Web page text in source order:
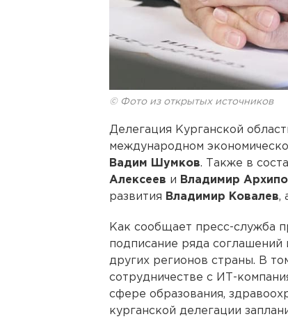
© Фото из открытых источников
Делегация Курганской
международном
Вадим Шумков. Также в
Алексеев и Владимир
развития Владимир Ковалев,
Как сообщает пресс-служба
подписание ряда соглашений
других регионов страны. В
сотрудничестве с ИТ-
сфере образования,
курганской делегации